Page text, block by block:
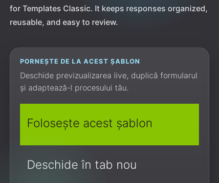
for Templates Classic. It keeps responses organized,
reusable, and easy to review.
PORNEȘTE DE LA ACEST ȘABLON
Deschide previzualizarea live, duplică formularul
și adaptează-l procesului tău.
Folosește acest șablon
Deschide în tab nou